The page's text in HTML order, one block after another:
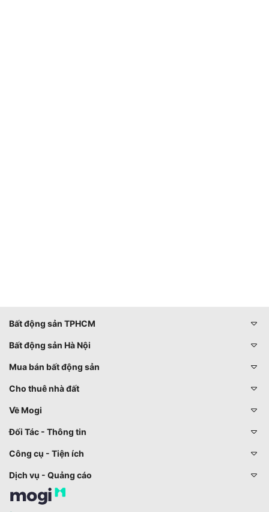
Bất động sản TPHCM
Bất động sản Hà Nội
Mua bán bất động sản
Cho thuê nhà đất
Về Mogi
Đối Tác - Thông tin
Công cụ - Tiện ích
Dịch vụ - Quảng cáo